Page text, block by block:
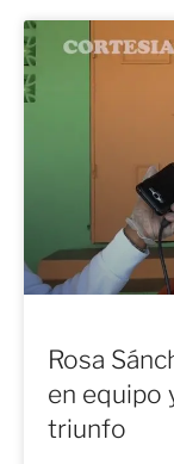
Rosa
en equipo
triunfo